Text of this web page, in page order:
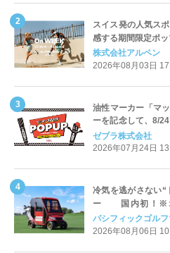
スイス発の人気ス
感する期間限定ポ
株式会社アルペン
2026年08月03日
油性マーカー「マ
ーを記念して、8/
渋谷RAYARD
ゼブラ株式会社
2026年07月24日
冷気を逃がさない“
ー 国内初！※オ
Cart（エアコンカ
パシフィックゴル
2026年08月06日